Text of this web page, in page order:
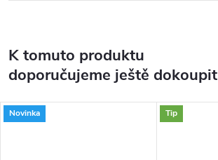
K tomuto produktu
doporučujeme ještě dokoupit
Novinka Tip